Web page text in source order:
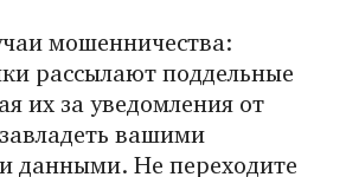
мошенничества:
рассылают поддельные
их за уведомления от
вашими
данными. Не переходите